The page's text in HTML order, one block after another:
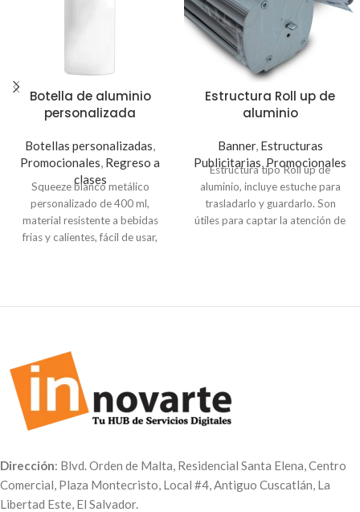
Botella de aluminio
personalizada
Botellas personalizadas,
Promocionales, Regreso a
clases
Squeeze blanco metálico
personalizado de 400 ml,
material resistente a bebidas
frias y calientes, fácil de usar,
personalizar tu Squeeze
servicioalcliente@innovarte.com.sv.
Realiza el pago y recibirás por
correo el número de pedido, ahí
puedes adjuntar tus archivos y
posteriormente te enviaremos el
Estructura Roll up de
aluminio
Banner, Estructuras
Publicitarias,Promocionales
Estructura tipo Roll up de
aluminio, incluye estuche para
trasladarlo y guardarlo. Son
útiles para captar la atención de
por un costo adicional. El precio
Dirección: Blvd. Orden de Malta, Residencial Santa Elena, Centro
Comercial, Plaza Montecristo, Local #4, Antiguo Cuscatlán, La
Libertad Este, El Salvador.